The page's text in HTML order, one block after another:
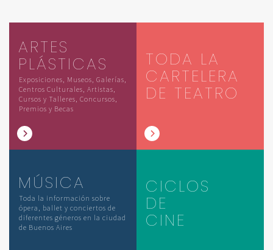
ARTES
PLÁSTICAS
Exposiciones, Museos, Galerías,
Centros Culturales, Artistas,
Cursos y Talleres, Concursos,
Premios y Becas
TODA LA
CARTELERA
DE TEATRO
MÚSICA
Toda la información sobre
ópera, ballet y conciertos de
diferentes géneros en la ciudad
de Buenos Aires
CICLOS
DE
CINE